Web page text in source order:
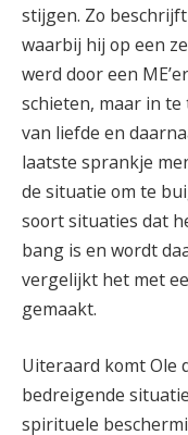
stijgen. Zo
waarbij hij op een
werd door een
schieten, maar in
van liefde en
laatste sprankje
de situatie om te
soort situaties dat
bang is en wordt
vergelijkt het met
gemaakt.
Uiteraard komt Ole
bedreigende
spirituele